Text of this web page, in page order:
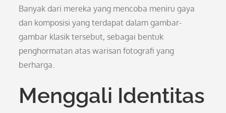
Banyak dari mereka yang mencoba meniru gaya
dan komposisi yang terdapat dalam gambar-
gambar klasik tersebut, sebagai bentuk
penghormatan atas warisan fotografi yang
berharga.
Menggali Identitas